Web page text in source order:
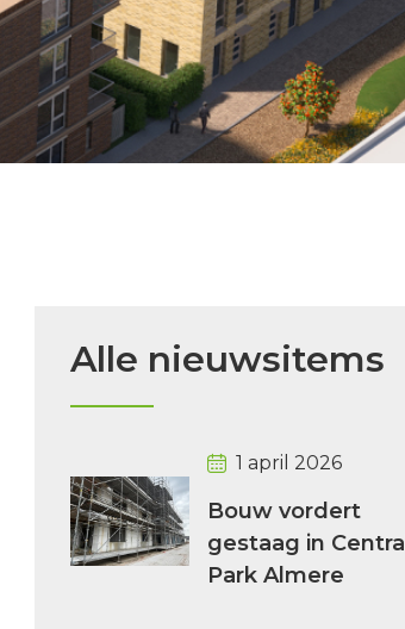
Alle nieuwsitems
1 april 2026
Bouw vordert
gestaag in Central
Park Almere